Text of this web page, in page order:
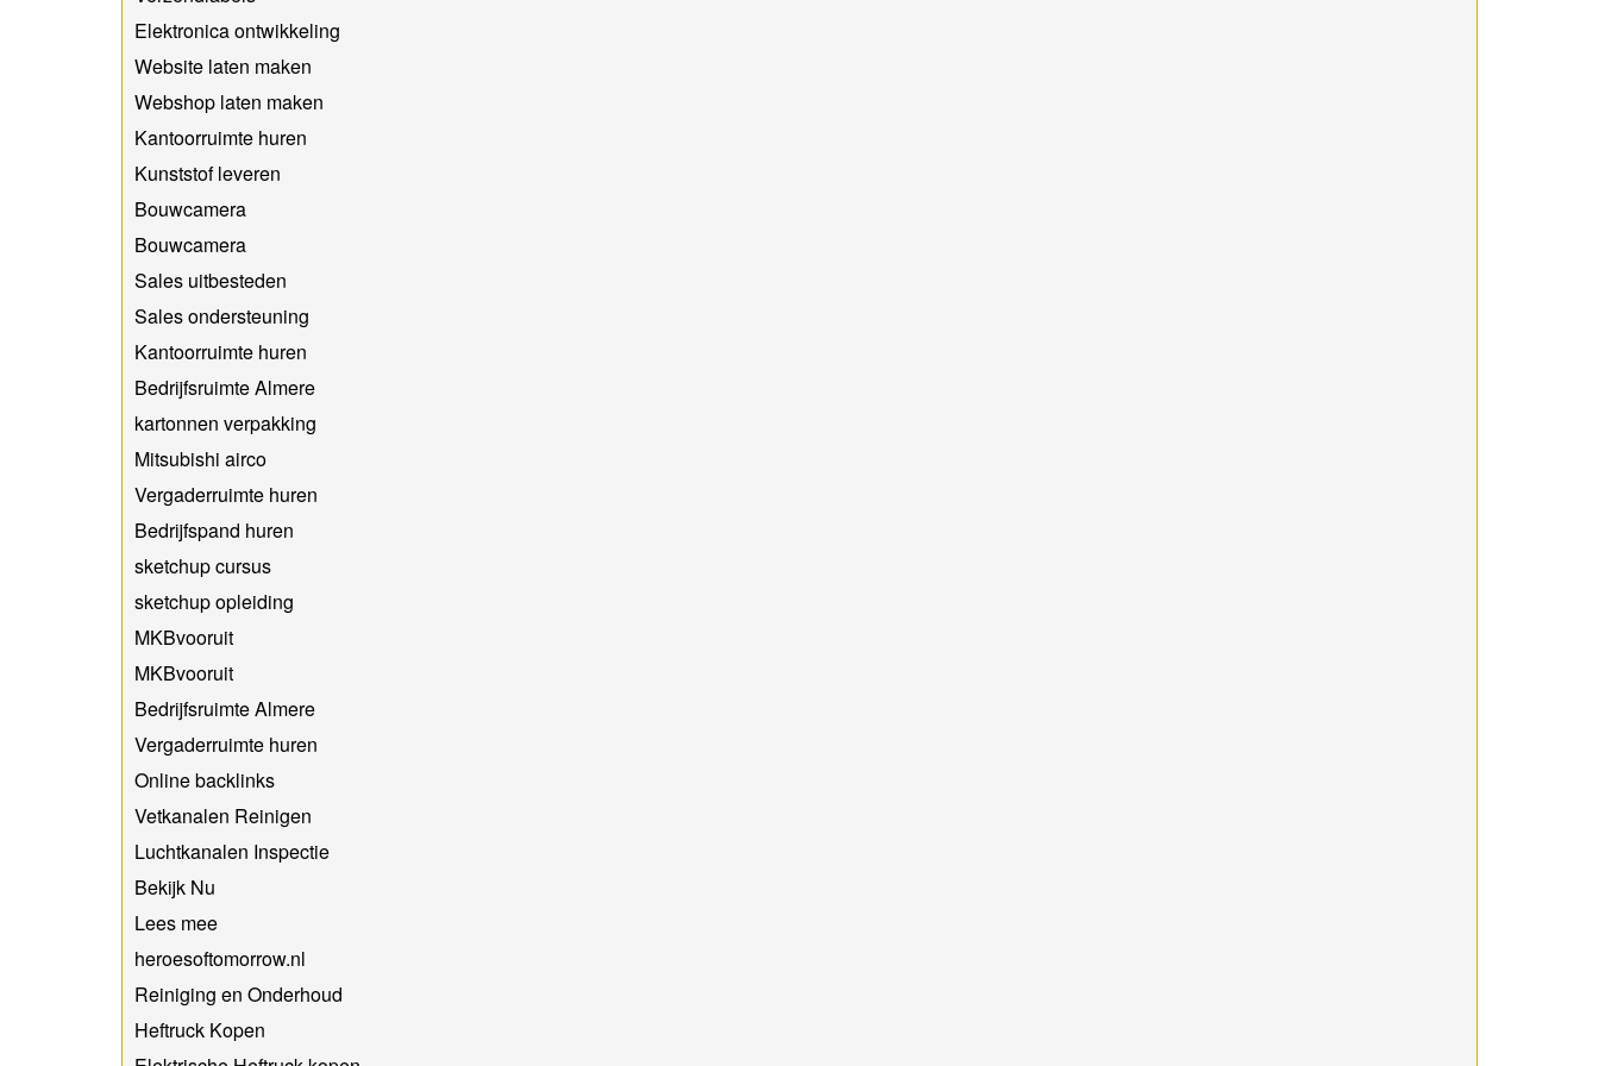
Elektronica ontwikkeling
Website laten maken
Webshop laten maken
Kantoorruimte huren
Kunststof leveren
Bouwcamera
Bouwcamera
Sales uitbesteden
Sales ondersteuning
Kantoorruimte huren
Bedrijfsruimte Almere
kartonnen verpakking
Mitsubishi airco
Vergaderruimte huren
Bedrijfspand huren
sketchup cursus
sketchup opleiding
MKBvooruit
MKBvooruit
Bedrijfsruimte Almere
Vergaderruimte huren
Online backlinks
Vetkanalen Reinigen
Luchtkanalen Inspectie
Bekijk Nu
Lees mee
heroesoftomorrow.nl
Reiniging en Onderhoud
Heftruck Kopen